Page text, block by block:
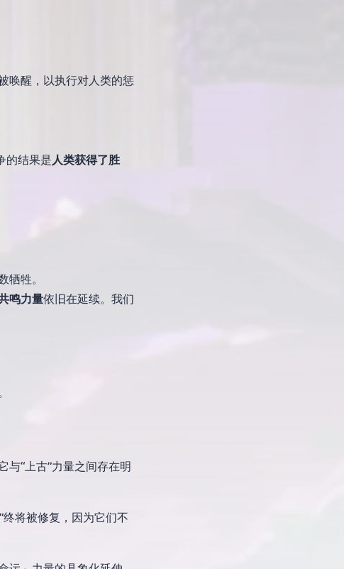
唤醒，以执行对人类的惩
的结果是人类获得了胜
牺牲。
鸣力量依旧在延续。我们
与“上古”力量之间存在明
终将被修复，因为它们不